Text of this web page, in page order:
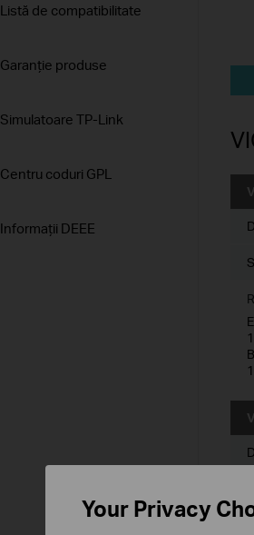
Listă de compatibilitate
Garanție produse
Simulatoare TP-Link
Centru coduri GPL
Informaţii DEEE
Your Privacy